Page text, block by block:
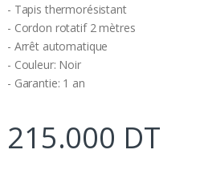
- Tapis thermorésistant
- Cordon rotatif 2 mètres
- Arrêt automatique
- Couleur: Noir
- Garantie: 1 an
215.000 DT